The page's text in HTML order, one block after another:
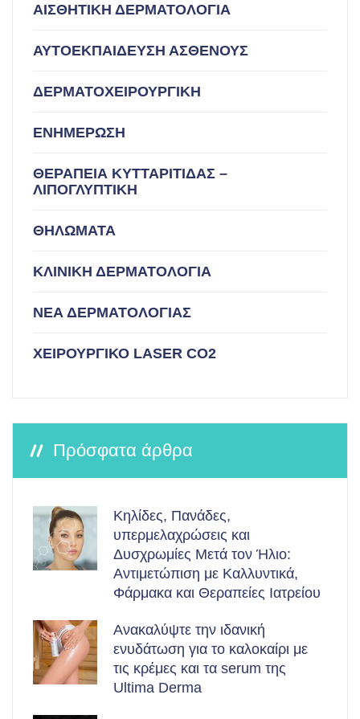
ΑΙΣΘΗΤΙΚΗ ΔΕΡΜΑΤΟΛΟΓΙΑ
ΑΥΤΟΕΚΠΑΙΔΕΥΣΗ ΑΣΘΕΝΟΥΣ
ΔΕΡΜΑΤΟΧΕΙΡΟΥΡΓΙΚΗ
ΕΝΗΜΕΡΩΣΗ
ΘΕΡΑΠΕΙΑ ΚΥΤΤΑΡΙΤΙΔΑΣ –
ΛΙΠΟΓΛΥΠΤΙΚΗ
ΘΗΛΩΜΑΤΑ
ΚΛΙΝΙΚΗ ΔΕΡΜΑΤΟΛΟΓΙΑ
ΝΕΑ ΔΕΡΜΑΤΟΛΟΓΙΑΣ
ΧΕΙΡΟΥΡΓΙΚΟ LASER CO2
Πρόσφατα άρθρα
Κηλίδες, Πανάδες,
υπερμελαχρώσεις και
Δυσχρωμίες Μετά τον Ήλιο:
Αντιμετώπιση με Καλλυντικά,
Φάρμακα και Θεραπείες Ιατρείου
Ανακαλύψτε την ιδανική
ενυδάτωση για το καλοκαίρι με
τις κρέμες και τα serum της
Ultima Derma